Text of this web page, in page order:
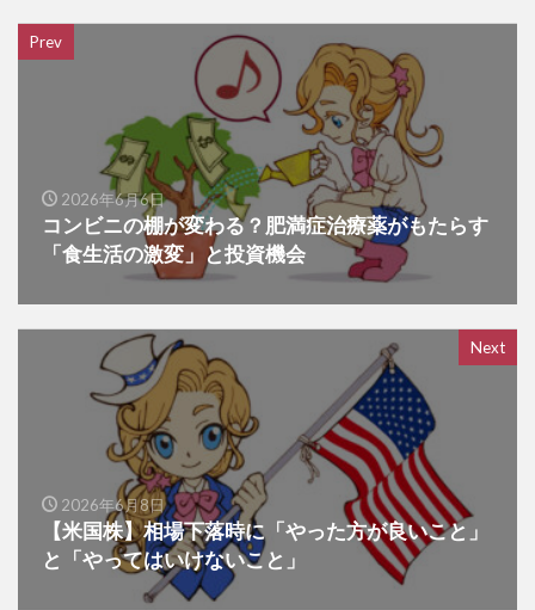
Prev
2026年6月6日
コンビニの棚が変わる？肥満症治療薬がもたらす
「食生活の激変」と投資機会
Next
2026年6月8日
【米国株】相場下落時に「やった方が良いこと」
と「やってはいけないこと」